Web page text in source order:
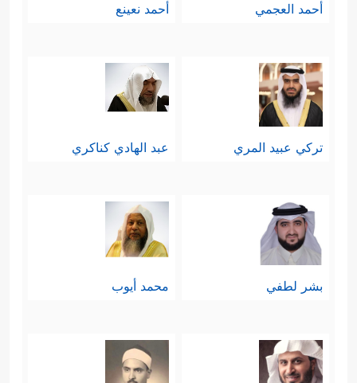
أحمد العجمي أحمد نعينع
تركي عبيد المري عبد الهادي كناكري
بشر لطفي محمد أيوب